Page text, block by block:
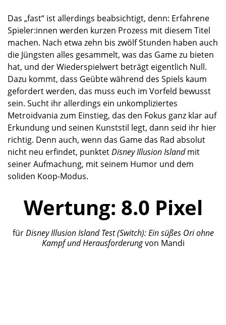
Das „fast“ ist allerdings beabsichtigt, denn: Erfahrene
Spieler:innen werden kurzen Prozess mit diesem Titel
machen. Nach etwa zehn bis zwölf Stunden haben auch
die Jüngsten alles gesammelt, was das Game zu bieten
hat, und der Wiederspielwert beträgt eigentlich Null.
Dazu kommt, dass Geübte während des Spiels kaum
gefordert werden, das muss euch im Vorfeld bewusst
sein. Sucht ihr allerdings ein unkompliziertes
Metroidvania zum Einstieg, das den Fokus ganz klar auf
Erkundung und seinen Kunststil legt, dann seid ihr hier
richtig. Denn auch, wenn das Game das Rad absolut
nicht neu erfindet, punktetDisney Illusion Islandmit
seiner Aufmachung, mit seinem Humor und dem
soliden Koop-Modus.
Wertung: 8.0 Pixel
fürDisney Illusion IslandTest (Switch): Ein süßes Oriohne
Kampf und Herausforderung von Mandi